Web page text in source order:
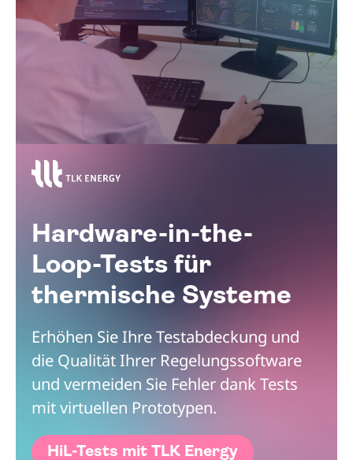
Hardware-in-the-
Loop-Tests für
thermische Systeme
Erhöhen Sie Ihre Testabdeckung und
die Qualität Ihrer Regelungssoftware
und vermeiden Sie Fehler dank Tests
mit virtuellen Prototypen.
HiL-Tests mit TLK Energy